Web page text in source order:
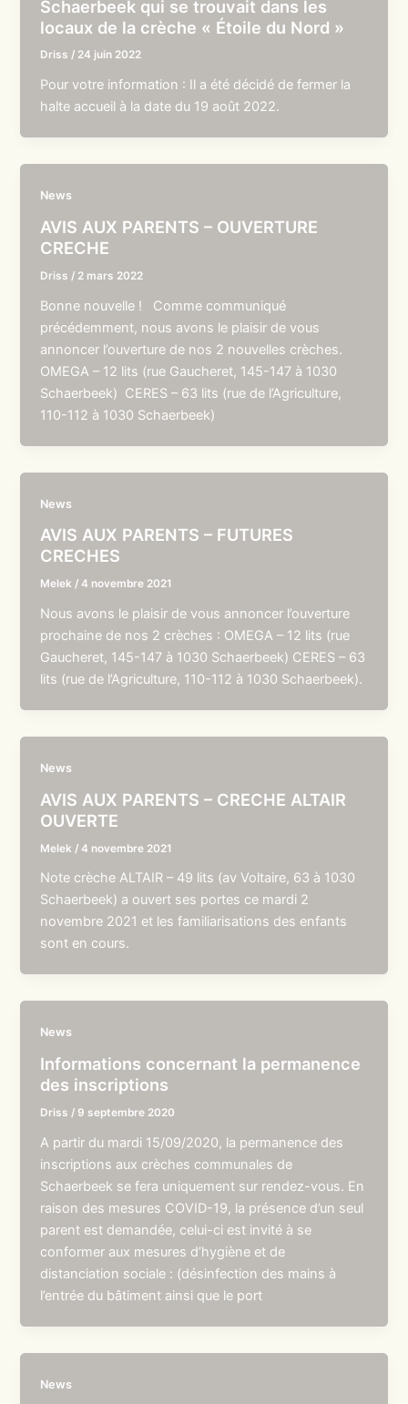
Schaerbeek qui se trouvait dans les
locaux de la crèche « Étoile du Nord »
Driss / 24 juin 2022
Pour votre information : Il a été décidé de fermer la
halte accueil à la date du 19 août 2022.
News
AVIS AUX PARENTS – OUVERTURE
CRECHE
Driss / 2 mars 2022
Bonne nouvelle ! Comme communiqué
précédemment, nous avons le plaisir de vous
annoncer l’ouverture de nos 2 nouvelles crèches.
OMEGA – 12 lits (rue Gaucheret, 145-147 à 1030
Schaerbeek) CERES – 63 lits (rue de l’Agriculture,
110-112 à 1030 Schaerbeek)
News
AVIS AUX PARENTS – FUTURES
CRECHES
Melek /4 novembre 2021
Nous avons le plaisir de vous annoncer l’ouverture
prochaine de nos 2 crèches : OMEGA – 12 lits (rue
Gaucheret, 145-147 à 1030 Schaerbeek) CERES – 63
lits (rue de l’Agriculture, 110-112 à 1030 Schaerbeek).
News
AVIS AUX PARENTS – CRECHE ALTAIR
OUVERTE
Melek /4 novembre 2021
Note crèche ALTAIR – 49 lits (av Voltaire, 63 à 1030
Schaerbeek) a ouvert ses portes ce mardi 2
novembre 2021 et les familiarisations des enfants
sont en cours.
News
Informations concernant la permanence
des inscriptions
Driss / 9 septembre 2020
A partir du mardi 15/09/2020, la permanence des
inscriptions aux crèches communales de
Schaerbeek se fera uniquement sur rendez-vous. En
raison des mesures COVID-19, la présence d’un seul
parent est demandée, celui-ci est invité à se
conformer aux mesures d’hygiène et de
distanciation sociale : (désinfection des mains à
l’entrée du bâtiment ainsi que le port
News